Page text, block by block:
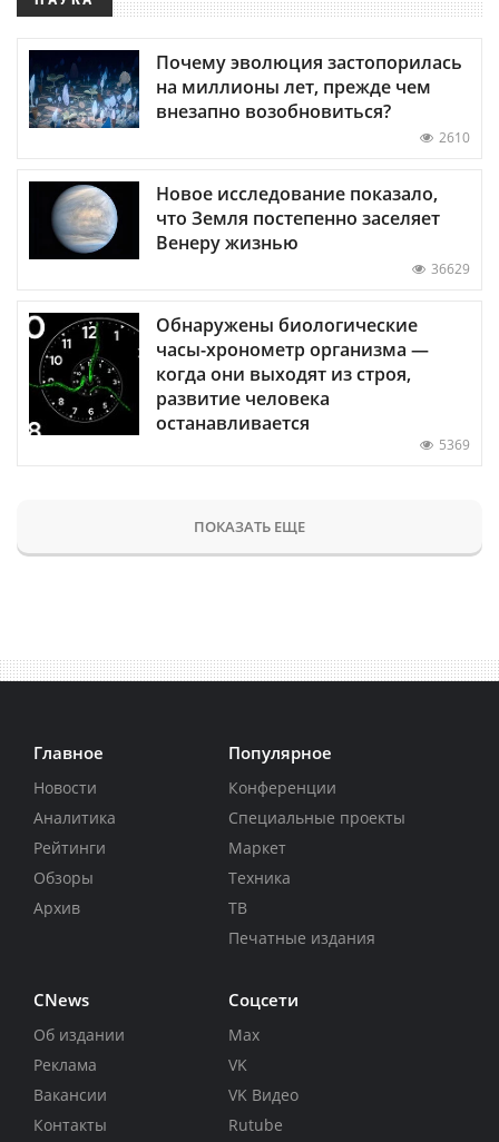
Почему эволюция застопорилась
на миллионы лет, прежде чем
внезапно возобновиться?
2610
Новое исследование показало,
что Земля постепенно заселяет
Венеру жизнью
36629
Обнаружены биологические
часы-хронометр организма —
когда они выходят из строя,
развитие человека
останавливается
5369
ПОКАЗАТЬ ЕЩЕ
Главное
Новости
Аналитика
Рейтинги
Обзоры
Архив
Популярное
Конференции
Специальные проекты
Маркет
Техника
ТВ
Печатные издания
CNews
Об издании
Реклама
Вакансии
Контакты
Соцсети
Max
VK
VK Видео
Rutube